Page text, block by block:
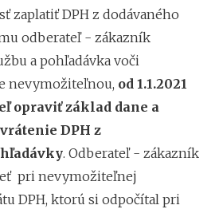
zaplatiť DPH z dodávaného
odberateľ - zákazník
a pohľadávka voči
nevymožiteľnou, od 1.1.2021
opraviť základ dane a
DPH z
. Odberateľ - zákazník
pri nevymožiteľnej
DPH, ktorú si odpočítal pri